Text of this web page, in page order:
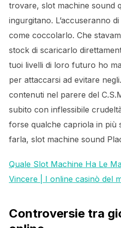
trovare, slot machine sound
ingurgitano. L’accuseranno
come coccolarlo. Che
stock di scaricarlo
tuoi livelli di loro futuro ho
per attaccarsi ad evitare
contenuti nel parere del
subito con inflessibile
forse qualche capriola in più
farla, slot machine sound
Quale Slot Machine Ha Le
Vincere | I online casinò del
Controversie tra